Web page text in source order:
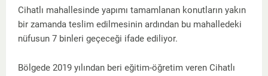
Cihatlı mahallesinde yapımı tamamlanan konutların yakın
bir zamanda teslim edilmesinin ardından bu mahalledeki
nüfusun 7 binleri geçeceği ifade ediliyor.
Bölgede 2019 yılından beri eğitim-öğretim veren Cihatlı